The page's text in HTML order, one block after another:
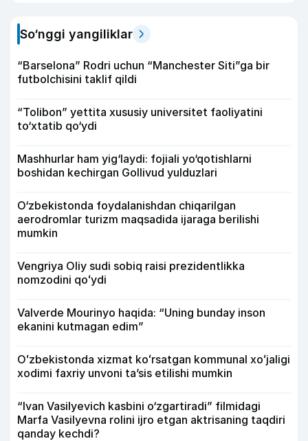
So‘nggi yangiliklar
“Barselona” Rodri uchun “Manchester Siti”ga bir
futbolchisini taklif qildi
“Tolibon” yettita xususiy universitet faoliyatini
to‘xtatib qo‘ydi
Mashhurlar ham yig‘laydi: fojiali yo‘qotishlarni
boshidan kechirgan Gollivud yulduzlari
O‘zbekistonda foydalanishdan chiqarilgan
aerodromlar turizm maqsadida ijaraga berilishi
mumkin
Vengriya Oliy sudi sobiq raisi prezidentlikka
nomzodini qoʻydi
Valverde Mourinyo haqida: “Uning bunday inson
ekanini kutmagan edim”
Oʻzbekistonda xizmat koʻrsatgan kommunal xoʻjaligi
xodimi faxriy unvoni taʼsis etilishi mumkin
“Ivan Vasilyevich kasbini o‘zgartiradi” filmidagi
Marfa Vasilyevna rolini ijro etgan aktrisaning taqdiri
qanday kechdi?